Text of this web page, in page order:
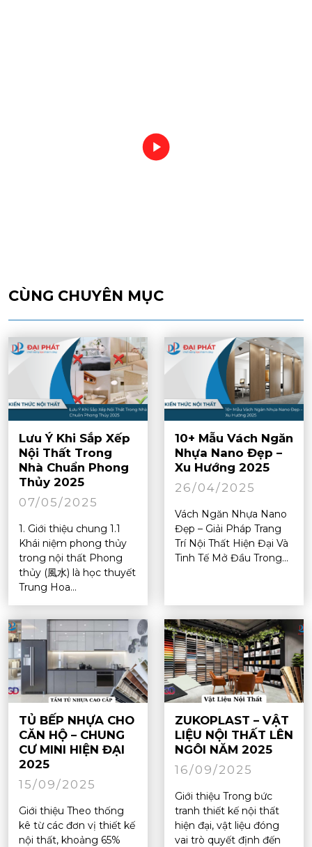
CÙNG CHUYÊN MỤC
Lưu Ý Khi Sắp Xếp
Nội Thất Trong
Nhà Chuẩn Phong
Thủy 2025
07/05/2025
1. Giới thiệu chung 1.1
Khái niệm phong thủy
trong nội thất Phong
thủy (風水) là học thuyết
Trung Hoa...
10+ Mẫu Vách Ngăn
Nhựa Nano Đẹp –
Xu Hướng 2025
26/04/2025
Vách Ngăn Nhựa Nano
Đẹp – Giải Pháp Trang
Trí Nội Thất Hiện Đại Và
Tinh Tế Mở Đầu Trong...
TỦ BẾP NHỰA CHO
CĂN HỘ – CHUNG
CƯ MINI HIỆN ĐẠI
2025
15/09/2025
Giới thiệu Theo thống
kê từ các đơn vị thiết kế
nội thất, khoảng 65%
ZUKOPLAST – VẬT
LIỆU NỘI THẤT LÊN
NGÔI NĂM 2025
16/09/2025
Giới thiệu Trong bức
tranh thiết kế nội thất
hiện đại, vật liệu đóng
vai trò quyết định đến